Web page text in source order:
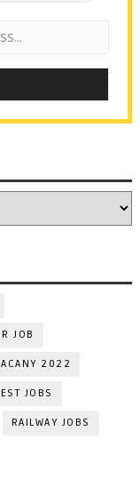
JOB
2022
JOBS
RAILWAY JOBS